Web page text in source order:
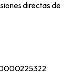
directas de
0000225322